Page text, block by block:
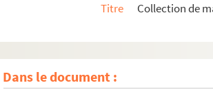
Titre
Collection de
Dans le document :